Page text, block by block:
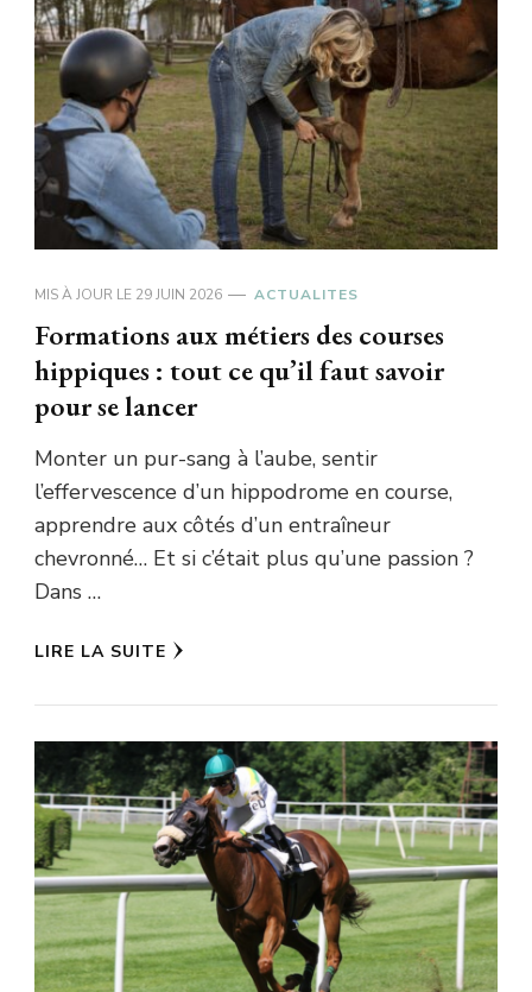
MIS À JOUR LE 29 JUIN 2026 ACTUALITES
Formations aux métiers des courses
hippiques : tout ce qu’il faut savoir
pour se lancer
Monter un pur-sang à l’aube, sentir
l’effervescence d’un hippodrome en course,
apprendre aux côtés d’un entraîneur
chevronné… Et si c’était plus qu’une passion ?
Dans …
LIRE LA SUITE